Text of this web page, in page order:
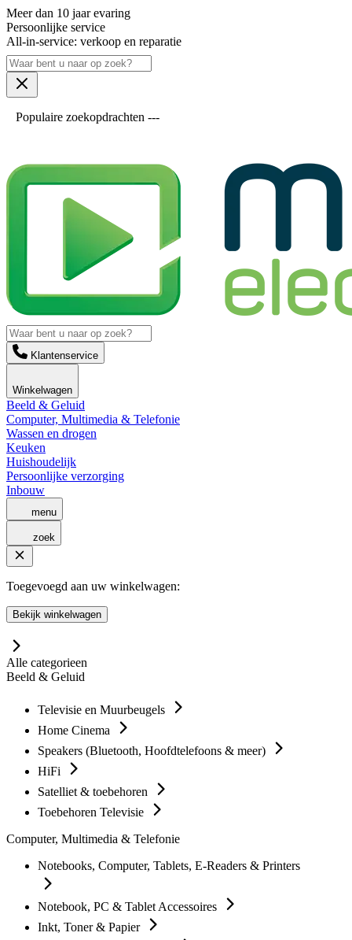
Meer dan 10 jaar evaring
Persoonlijke service
All-in-service: verkoop en reparatie
Populaire zoekopdrachten ---
Klantenservice
Winkelwagen
Beeld & Geluid
Computer, Multimedia & Telefonie
Wassen en drogen
Keuken
Huishoudelijk
Persoonlijke verzorging
Inbouw
menu
zoek
Toegevoegd aan uw winkelwagen:
Bekijk winkelwagen
Alle categorieen
Beeld & Geluid
Televisie en Muurbeugels
Home Cinema
Speakers (Bluetooth, Hoofdtelefoons & meer)
HiFi
Satelliet & toebehoren
Toebehoren Televisie
Computer, Multimedia & Telefonie
Notebooks, Computer, Tablets, E-Readers & Printers
Notebook, PC & Tablet Accessoires
Inkt, Toner & Papier